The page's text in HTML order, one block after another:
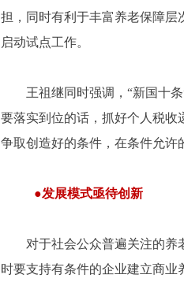
担，同时有利于丰富养老保障层
启动试点工作。
王祖继同时强调，“新国十条”
要落实到位的话，抓好个人税收
争取创造好的条件，在条件允许
●发展模式亟待创新
对于社会公众普遍关注的养老
时要支持有条件的企业建立商